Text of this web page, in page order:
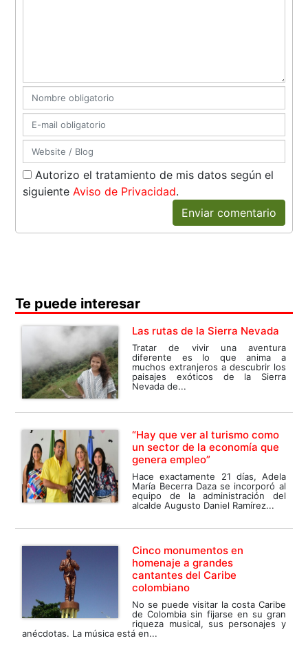
Autorizo el tratamiento de mis datos según el
siguiente Aviso de Privacidad.
Enviar comentario
Te puede interesar
Las rutas de la Sierra Nevada
Tratar de vivir una aventura
diferente es lo que anima a
muchos extranjeros a descubrir los
paisajes exóticos de la Sierra
Nevada de...
“Hay que ver al turismo como
un sector de la economía que
genera empleo”
Hace exactamente 21 días, Adela
María Becerra Daza se incorporó al
equipo de la administración del
alcalde Augusto Daniel Ramírez...
Cinco monumentos en
homenaje a grandes
cantantes del Caribe
colombiano
No se puede visitar la costa Caribe
de Colombia sin fijarse en su gran
riqueza musical, sus personajes y
anécdotas. La música está en...